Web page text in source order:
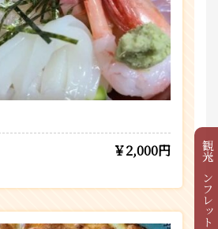
観光パンフレット
￥2,000円